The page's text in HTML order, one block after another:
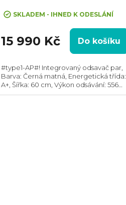
SKLADEM - IHNED K ODESLÁNÍ
15 990 Kč Do košíku
#type1-AP#! Integrovaný odsavač par,
Barva: Černá matná, Energetická třída:
A+, Šířka: 60 cm, Výkon odsávání: 556
m3/h, Průměr odtahu: 150 mm, Směr